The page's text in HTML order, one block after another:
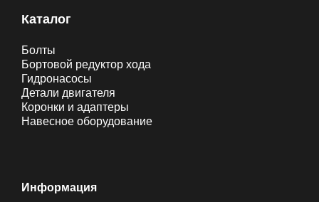
Каталог
Болты
Бортовой редуктор хода
Гидронасосы
Детали двигателя
Коронки и адаптеры
Навесное оборудование
Информация